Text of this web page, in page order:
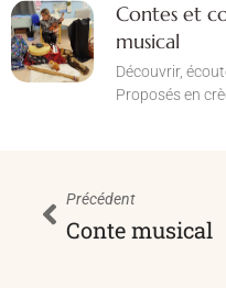
Contes et
musical
Découvrir,
Proposés en
Précédent
Conte musical